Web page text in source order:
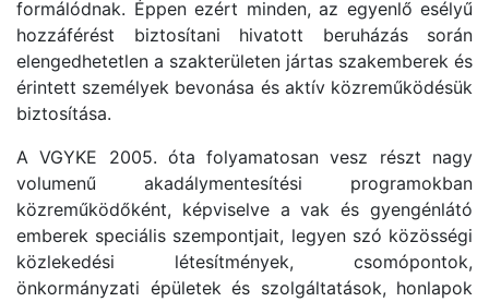
formálódnak. Éppen ezért minden, az egyenlő esélyű
hozzáférést biztosítani hivatott beruházás során
elengedhetetlen a szakterületen jártas szakemberek és
érintett személyek bevonása és aktív közreműködésük
biztosítása.
A VGYKE 2005. óta folyamatosan vesz részt nagy
volumenű akadálymentesítési programokban
közreműködőként, képviselve a vak és gyengénlátó
emberek speciális szempontjait, legyen szó közösségi
közlekedési létesítmények, csomópontok,
önkormányzati épületek és szolgáltatások, honlapok